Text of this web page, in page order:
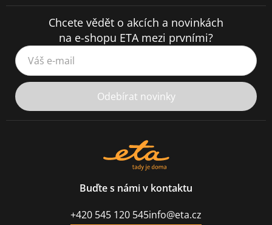
Chcete vědět o akcích a novinkách
na e-shopu ETA mezi prvními?
Váš e-mail
Odebírat novinky
Buďte s námi v kontaktu
+420 545 120 545info@eta.cz